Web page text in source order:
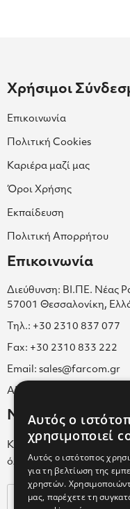
Χρήσιμοι
Επικοινωνία
Πολιτική Cookies
Καριέρα μαζί μας
Όροι Χρήσης
Εκπαίδευση
Πολιτική Απορρήτου
Επικοινωνία
Διεύθυνση: ΒΙ.ΠΕ. Νέας
57001 Θεσσαλονίκη,
Τηλ.: +30 2310 837 077
Fax: +30 2310 833 222
Email: sales@farcom.gr
ΑΡ.Γ.Ε.ΜΗ.
Newsletter
Κάνε εγγραφή στο
όλα τα νέα μας και τα
Αυτός ο
χρησιμοποιεί
Αυτός ο ιστότοπος
για τη βελτίωση της
χρηστών.
μας, παρέχετε τη